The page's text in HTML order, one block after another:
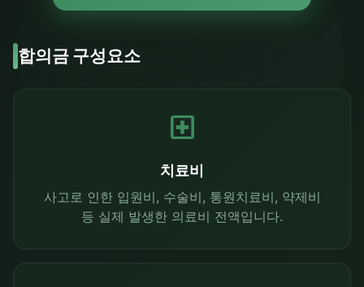
합의금 구성요소
local_hospital
치료비
사고로 인한 입원비, 수술비, 통원치료비, 약제비
등 실제 발생한 의료비 전액입니다.